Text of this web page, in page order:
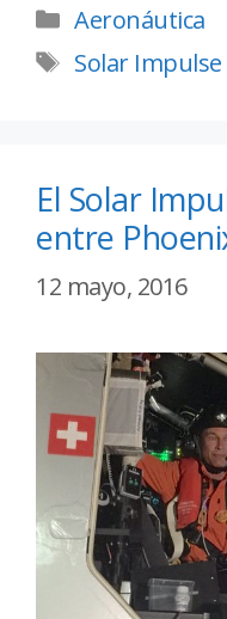
Aeronáutica
Solar Impulse
El Solar
entre
12 mayo, 2016